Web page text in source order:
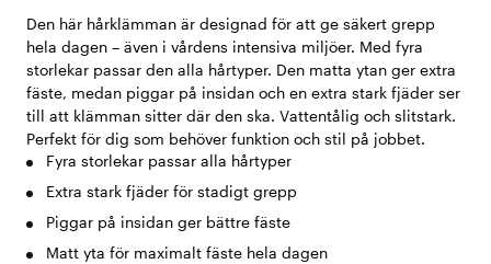
Den här hårklämman är designad för att ge säkert grepp
hela dagen – även i vårdens intensiva miljöer. Med fyra
storlekar passar den alla hårtyper. Den matta ytan ger extra
fäste, medan piggar på insidan och en extra stark fjäder ser
till att klämman sitter där den ska. Vattentålig och slitstark.
Perfekt för dig som behöver funktion och stil på jobbet.
Fyra storlekar passar alla hårtyper
Extra stark fjäder för stadigt grepp
Piggar på insidan ger bättre fäste
Matt yta för maximalt fäste hela dagen